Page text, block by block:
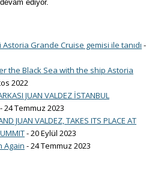
ediyor.
Grande Cruise gemisi ile tanıdı -
the Black Sea with the ship Astoria
2022
JUAN VALDEZ İSTANBUL
- 24 Temmuz 2023
JUAN VALDEZ, TAKES ITS PLACE AT
- 20 Eylül 2023
Again - 24 Temmuz 2023